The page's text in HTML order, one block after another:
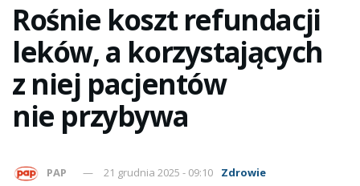
Rośnie koszt refundacji
leków, a korzystających
z niej pacjentów
nie przybywa
PAP 21 grudnia 2025 - 09:10
Zdrowie